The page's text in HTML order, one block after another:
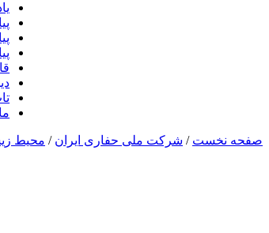
صفحه نخست / شرکت ملی حفاری ایران / محیط